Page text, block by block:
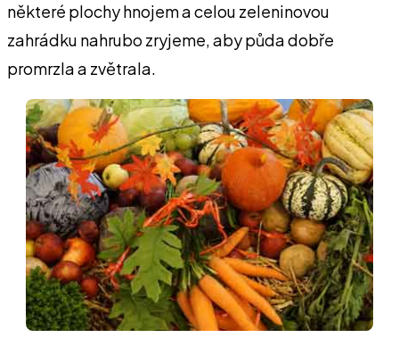
některé plochy hnojem a celou zeleninovou
zahrádku nahrubo zryjeme, aby půda dobře
promrzla a zvětrala.